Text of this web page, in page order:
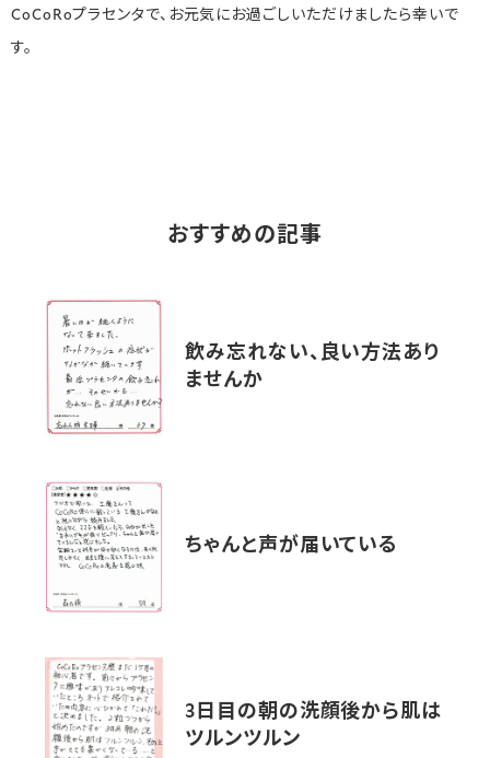
CoCoRoプラセンタで、お元気にお過ごしいただけましたら幸いで
す。
おすすめの記事
飲み忘れない、良い方法あり
ませんか
ちゃんと声が届いている
3日目の朝の洗顔後から肌は
ツルンツルン